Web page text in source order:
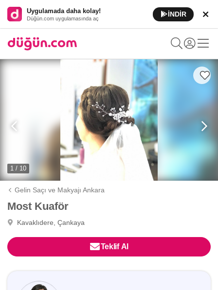
Uygulamada daha kolay!
Düğün.com uygulamasında aç
İNDİR
1 / 10
Gelin Saçı ve Makyajı Ankara
Most Kuaför
Kavaklıdere, Çankaya
Teklif Al